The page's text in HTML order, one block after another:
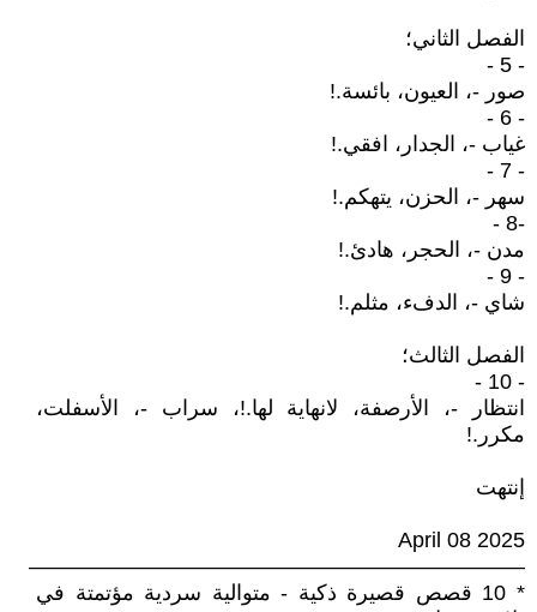
الفصل الثاني؛
- 5 -
صور -، العيون، بائسة.!
- 6 -
غياب -، الجدار، افقي.!
- 7 -
سهر -، الحزن، يتهكم.!
-8 -
مدن -، الحجر، هادئ.!
- 9 -
شاي -، الدفء، مثلم.!
الفصل الثالث؛
- 10 -
انتظار -، الأرصفة، لانهاية لها.!، سراب -، الأسفلت،
مكرر.!
إنتهت
April 08 2025
———————————————————————
* 10 قصص قصيرة ذكية - متوالية سردية مؤتمتة في